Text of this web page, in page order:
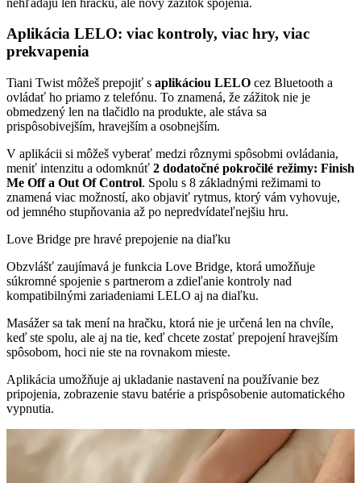
Aplikácia LELO: viac kontroly, viac hry, viac
prekvapenia
Tiani Twist môžeš prepojiť s aplikáciou LELO cez Bluetooth a
ovládať ho priamo z telefónu. To znamená, že zážitok nie je
obmedzený len na tlačidlo na produkte, ale stáva sa
prispôsobivejším, hravejším a osobnejším.
V aplikácii si môžeš vyberať medzi rôznymi spôsobmi ovládania,
meniť intenzitu a odomknúť 2 dodatočné pokročilé režimy: Finish
Me Off a Out Of Control. Spolu s 8 základnými režimami to
znamená viac možností, ako objaviť rytmus, ktorý vám vyhovuje,
od jemného stupňovania až po nepredvídateľnejšiu hru.
Love Bridge pre hravé prepojenie na diaľku
Obzvlášť zaujímavá je funkcia Love Bridge, ktorá umožňuje
súkromné spojenie s partnerom a zdieľanie kontroly nad
kompatibilnými zariadeniami LELO aj na diaľku.
Masážer sa tak mení na hračku, ktorá nie je určená len na chvíle,
keď ste spolu, ale aj na tie, keď chcete zostať prepojení hravejším
spôsobom, hoci nie ste na rovnakom mieste.
Aplikácia umožňuje aj ukladanie nastavení na používanie bez
pripojenia, zobrazenie stavu batérie a prispôsobenie automatického
vypnutia.